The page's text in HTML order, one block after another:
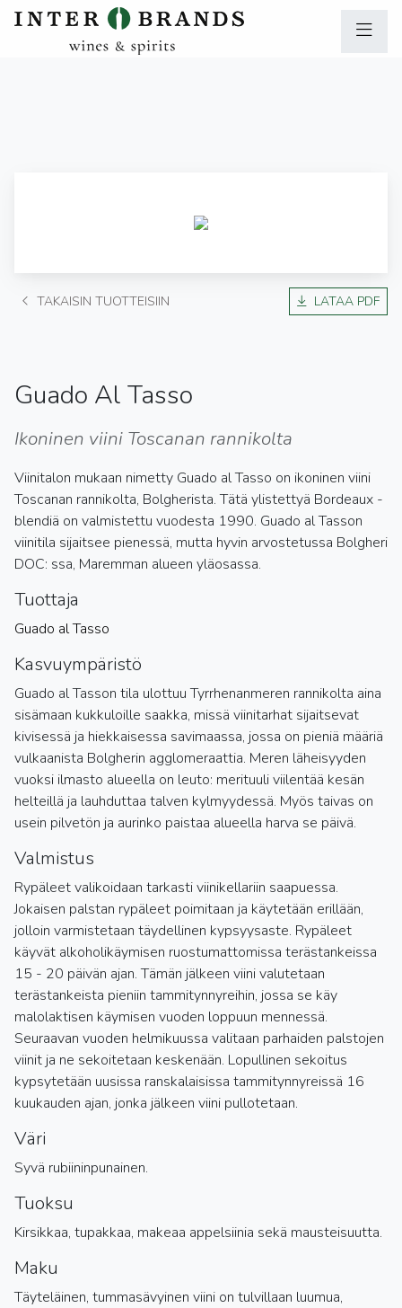
TAKAISIN TUOTTEISIIN LATAA PDF
Guado Al Tasso
Ikoninen viini Toscanan rannikolta
Viinitalon mukaan nimetty Guado al Tasso on ikoninen viini
Toscanan rannikolta, Bolgherista. Tätä ylistettyä Bordeaux -
blendiä on valmistettu vuodesta 1990. Guado al Tasson
viinitila sijaitsee pienessä, mutta hyvin arvostetussa Bolgheri
DOC: ssa, Maremman alueen yläosassa.
Tuottaja
Guado al Tasso
Kasvuympäristö
Guado al Tasson tila ulottuu Tyrrhenanmeren rannikolta aina
sisämaan kukkuloille saakka, missä viinitarhat sijaitsevat
kivisessä ja hiekkaisessa savimaassa, jossa on pieniä määriä
vulkaanista Bolgherin agglomeraattia. Meren läheisyyden
vuoksi ilmasto alueella on leuto: merituuli viilentää kesän
helteillä ja lauhduttaa talven kylmyydessä. Myös taivas on
usein pilvetön ja aurinko paistaa alueella harva se päivä.
Valmistus
Rypäleet valikoidaan tarkasti viinikellariin saapuessa.
Jokaisen palstan rypäleet poimitaan ja käytetään erillään,
jolloin varmistetaan täydellinen kypsyysaste. Rypäleet
käyvät alkoholikäymisen ruostumattomissa terästankeissa
15 - 20 päivän ajan. Tämän jälkeen viini valutetaan
terästankeista pieniin tammitynnyreihin, jossa se käy
malolaktisen käymisen vuoden loppuun mennessä.
Seuraavan vuoden helmikuussa valitaan parhaiden palstojen
viinit ja ne sekoitetaan keskenään. Lopullinen sekoitus
kypsytetään uusissa ranskalaisissa tammitynnyreissä 16
kuukauden ajan, jonka jälkeen viini pullotetaan.
Väri
Syvä rubiininpunainen.
Tuoksu
Kirsikkaa, tupakkaa, makeaa appelsiinia sekä mausteisuutta.
Maku
Täyteläinen, tummasävyinen viini on tulvillaan luumua,